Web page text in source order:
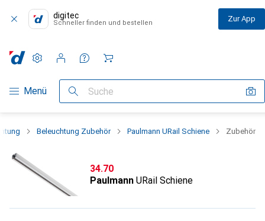
digitec
Schneller finden und bestellen Zur App
Navigation nach Kategorien
Menü Suche
Einstellungen
Kundenkonto
Vergleichslisten
Merklisten
Warenkorb
Beleuchtung Zubehör Paulmann URail Schiene Zubehör
CHF
34.70
Paulmann URail Schiene